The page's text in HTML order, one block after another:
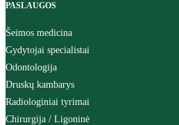
PASLAUGOS
Šeimos medicina
Gydytojai specialistai
Odontologija
Druskų kambarys
Radiologiniai tyrimai
Chirurgija / Ligoninė